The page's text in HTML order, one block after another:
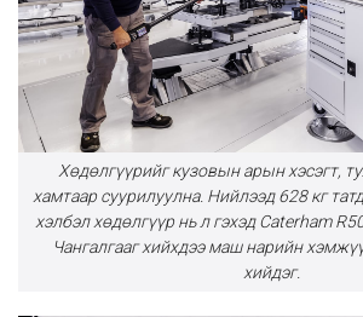
Хөдөлгүүрийг кузовын арын хэсэгт,
хамтаар суурилуулна. Нийлээд 628 кг
хэлбэл хөдөлгүүр нь л гэхэд Caterham
Чангалгааг хийхдээ маш нарийн
хийдэг.